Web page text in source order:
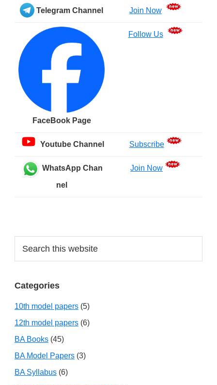
Telegram Channel Join Now
FaceBook Page
Follow Us
Youtube Channel Subscribe
WhatsApp Chan
nel
Join Now
this
Categories
10th model papers (5)
12th model papers (6)
BA Books (45)
BA Model Papers (3)
BA Syllabus (6)